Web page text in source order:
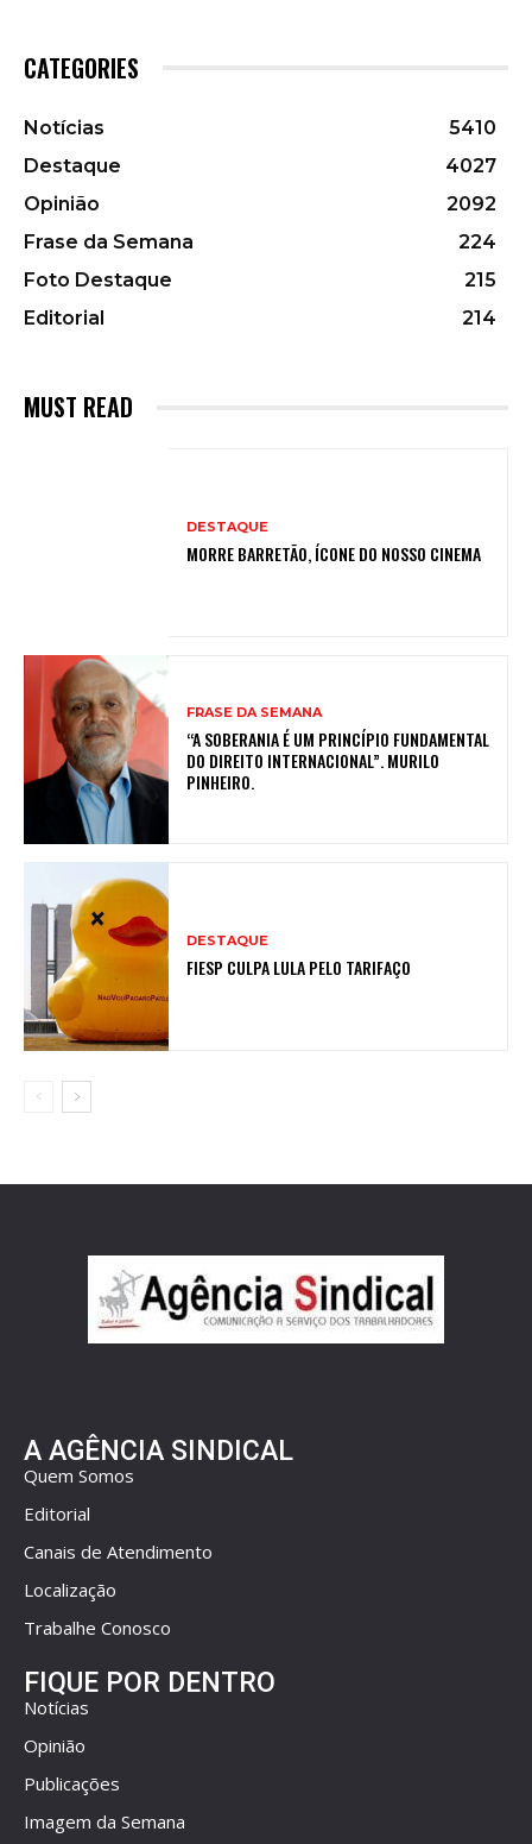
CATEGORIES
Notícias
5410
Destaque
4027
Opinião
2092
Frase da Semana
224
Foto Destaque
215
Editorial
214
MUST READ
DESTAQUE
MORRE BARRETÃO, ÍCONE DO NOSSO CINEMA
FRASE DA SEMANA
“A SOBERANIA É UM PRINCÍPIO FUNDAMENTAL
DO DIREITO INTERNACIONAL”. MURILO
PINHEIRO.
DESTAQUE
FIESP CULPA LULA PELO TARIFAÇO
A AGÊNCIA SINDICAL
Quem Somos
Editorial
Canais de Atendimento
Localização
Trabalhe Conosco
FIQUE POR DENTRO
Notícias
Opinião
Publicações
Imagem da Semana